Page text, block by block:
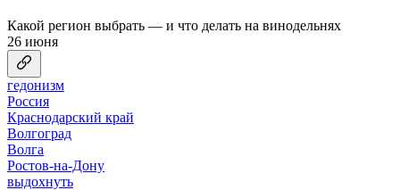
Какой регион выбрать — и что делать на винодельнях
26 июня
гедонизм
Россия
Краснодарский край
Волгоград
Волга
Ростов-на-Дону
выдохнуть